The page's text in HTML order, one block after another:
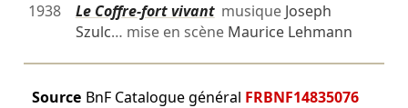
1938
Le Coffre-fort vivantmusique Joseph
Szulc… mise en scène Maurice Lehmann
Source BnF Catalogue général FRBNF14835076